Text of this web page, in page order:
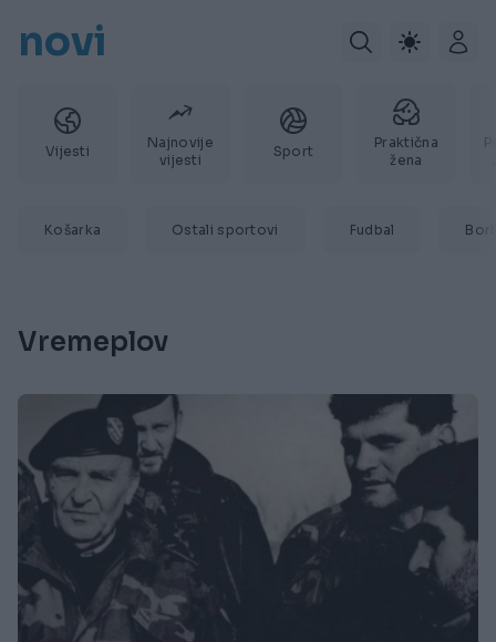
novi
Vijesti
Najnovije
vijesti
Sport
Praktična
žena
Košarka Ostali sportovi Fudbal
Vremeplov